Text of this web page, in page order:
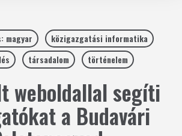
magyar
közigazgatási informatika
társadalom történelem
weboldallal segíti
a Budavári